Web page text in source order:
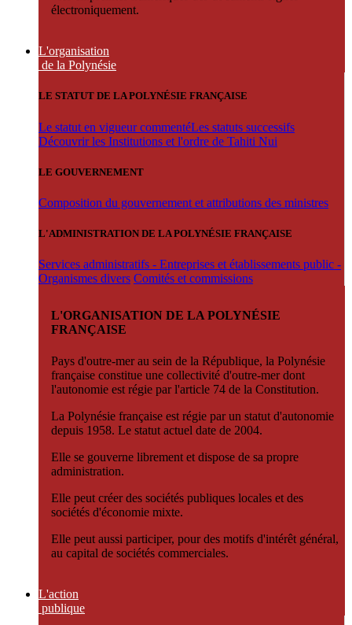
électroniquement.
L'organisation
de la Polynésie
LE STATUT DE LA POLYNÉSIE FRANÇAISE
Le statut en vigueur commentéLes statuts successifs
Découvrir les Institutions et l'ordre de Tahiti Nui
LE GOUVERNEMENT
Composition du gouvernement et attributions des ministres
L'ADMINISTRATION DE LA POLYNÉSIE FRANÇAISE
Services administratifs - Entreprises et établissements public -
Organismes divers Comités et commissions
L'ORGANISATION DE LA POLYNÉSIE
FRANÇAISE
Pays d'outre-mer au sein de la République, la Polynésie
française constitue une collectivité d'outre-mer dont
l'autonomie est régie par l'article 74 de la Constitution.
La Polynésie française est régie par un statut d'autonomie
depuis 1958. Le statut actuel date de 2004.
Elle se gouverne librement et dispose de sa propre
administration.
Elle peut créer des sociétés publiques locales et des
sociétés d'économie mixte.
Elle peut aussi participer, pour des motifs d'intérêt général,
au capital de sociétés commerciales.
L'action
publique